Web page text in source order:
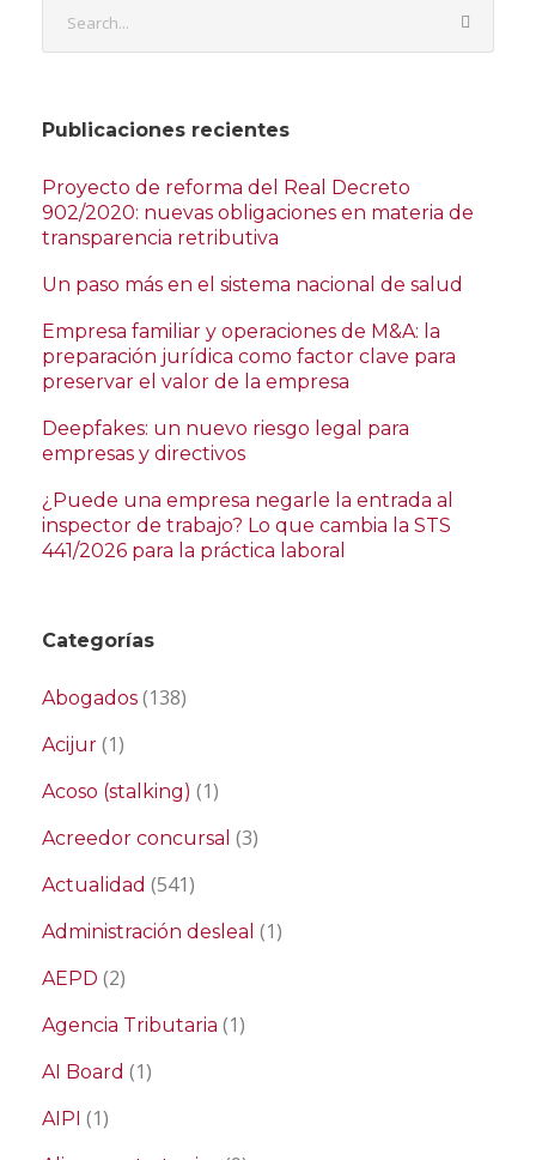
Publicaciones recientes
Proyecto de reforma del Real Decreto
902/2020: nuevas obligaciones en materia de
transparencia retributiva
Un paso más en el sistema nacional de salud
Empresa familiar y operaciones de M&A: la
preparación jurídica como factor clave para
preservar el valor de la empresa
Deepfakes: un nuevo riesgo legal para
empresas y directivos
¿Puede una empresa negarle la entrada al
inspector de trabajo? Lo que cambia la STS
441/2026 para la práctica laboral
Categorías
Abogados (138)
Acijur (1)
Acoso (stalking) (1)
Acreedor concursal (3)
Actualidad (541)
Administración desleal (1)
AEPD (2)
Agencia Tributaria (1)
AI Board (1)
AIPI (1)